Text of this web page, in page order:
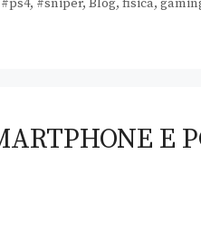
#ps4, #sniper, Blog, fisica,
E